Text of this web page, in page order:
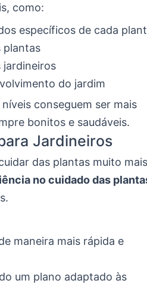
como:
específicos de cada
plantas
do jardim
conseguem ser mais
bonitos e saudáveis.
Jardineiros
das plantas muito mais
no cuidado das
maneira mais rápida e
um plano adaptado às